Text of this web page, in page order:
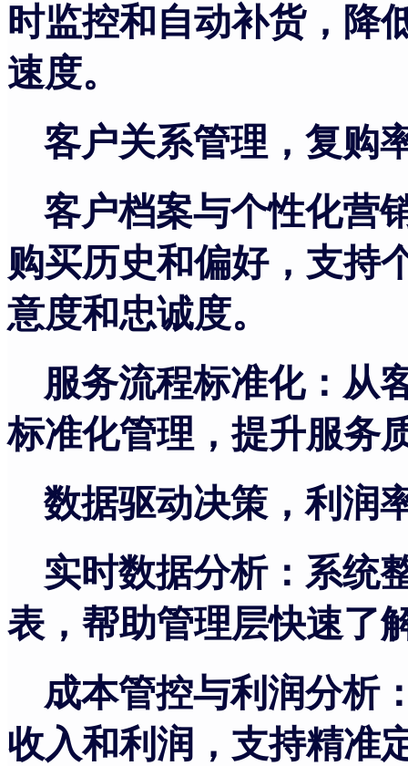
时监控和自动补货，降
速度。
客户关系管理，复购
客户档案与个性化营
购买历史和偏好，支持
意度和忠诚度。
服务流程标准化：从
标准化管理，提升服务
数据驱动决策，利润
实时数据分析：系统
表，帮助管理层快速了
成本管控与利润分析
收入和利润，支持精准